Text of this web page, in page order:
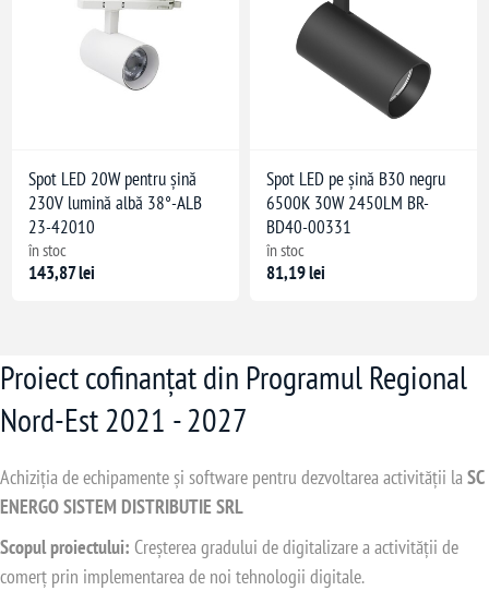
Spot LED 20W pentru șină
230V lumină albă 38°-ALB
23-42010
în stoc
143,87 lei
Spot LED pe șină B30 negru
6500K 30W 2450LM BR-
BD40-00331
în stoc
81,19 lei
Proiect cofinanțat din Programul Regional
Nord-Est 2021 - 2027
Achiziția de echipamente și software pentru dezvoltarea activității laSC
ENERGO SISTEM DISTRIBUTIE SRL
Scopul proiectului: Creșterea gradului de digitalizare a activității de
comerț prin implementarea de noi tehnologii digitale.